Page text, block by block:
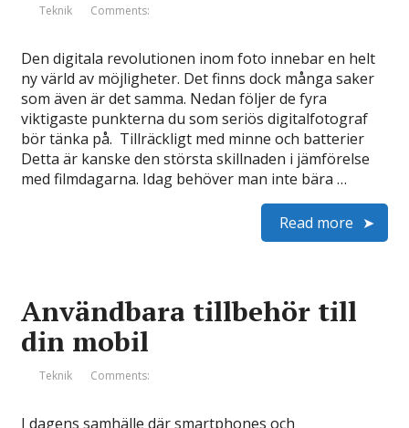
Teknik Comments:
Den digitala revolutionen inom foto innebar en helt
ny värld av möjligheter. Det finns dock många saker
som även är det samma. Nedan följer de fyra
viktigaste punkterna du som seriös digitalfotograf
bör tänka på. Tillräckligt med minne och batterier
Detta är kanske den största skillnaden i jämförelse
med filmdagarna. Idag behöver man inte bära …
Read more
Användbara tillbehör till
din mobil
Teknik Comments:
I dagens samhälle där smartphones och